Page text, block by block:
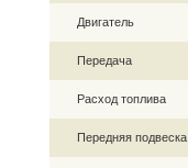
Двигатель
Передача
Расход топлива
Передняя подвеска